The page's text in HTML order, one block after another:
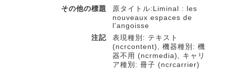
その他の標題
原タイトル:Liminal : les
nouveaux espaces de
l'angoisse
注記
表現種別: テキスト
(ncrcontent), 機器種別: 機
器不用 (ncrmedia), キャリ
ア種別: 冊子 (ncrcarrier)